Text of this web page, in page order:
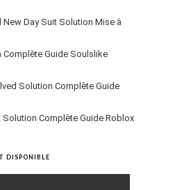
New Day Suit Solution Mise à
Complète Guide Soulslike
Solution Complète Guide
Solution Complète Guide Roblox
DISPONIBLE